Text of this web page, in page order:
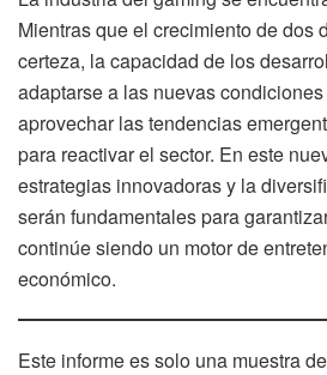
Mientras que el crecimiento de dos
certeza, la capacidad de los
adaptarse a las nuevas
aprovechar las tendencias
para reactivar el sector. En este
estrategias innovadoras y la
serán fundamentales para
continúe siendo un motor de
económico.
Este informe es solo una muestra